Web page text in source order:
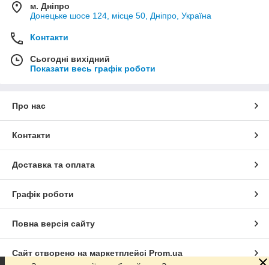
м. Дніпро
Донецьке шосе 124, місце 50, Дніпро, Україна
Контакти
Сьогодні вихідний
Показати весь графік роботи
Про нас
Контакти
Доставка та оплата
Графік роботи
Повна версія сайту
Сайт створено на маркетплейсі Prom.ua